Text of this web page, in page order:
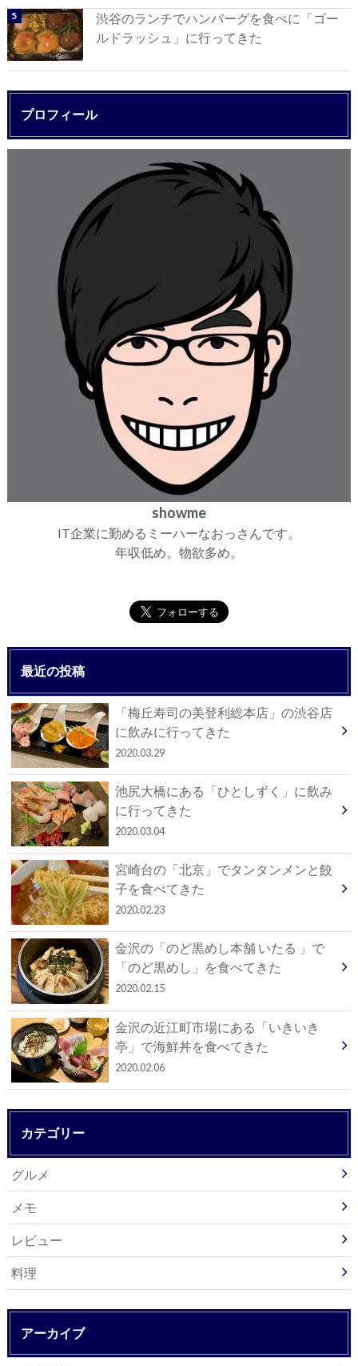
渋谷のランチでハンバーグを食べに「ゴー
ルドラッシュ」に行ってきた
プロフィール
showme
IT企業に勤めるミーハーなおっさんです。
年収低め。物欲多め。
最近の投稿
「梅丘寿司の美登利総本店」の渋谷店
に飲みに行ってきた
2020.03.29
池尻大橋にある「ひとしずく」に飲み
に行ってきた
2020.03.04
宮崎台の「北京」でタンタンメンと餃
子を食べてきた
2020.02.23
金沢の「のど黒めし本舗 いたる 」で
「のど黒めし」を食べてきた
2020.02.15
金沢の近江町市場にある「いきいき
亭」で海鮮丼を食べてきた
2020.02.06
カテゴリー
グルメ
メモ
レビュー
料理
アーカイブ